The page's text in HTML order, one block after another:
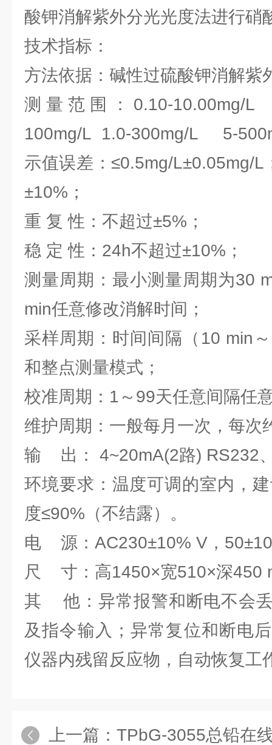
酸钾消解紫外分光光度法进行硝
技术指标：
方法依据：碱性过硫酸钾消解紫
测量范围：0.10-
100mg/L 1.0-300mg/L 5-
示值误差：≤0.5mg/L±0.05mg/
±10%；
重 复 性：不超过±5%；
稳 定 性：24h不超过±10%；
测量周期：最小测量周期为30
min任意修改消解时间；
采样周期：时间间隔（10 min
和整点测量模式；
校准周期：1～99天任意间隔任
维护周期：一般每月一次，每次
输 出： 4~20mA(2路) RS232
环境要求：温度可调的室内，
度≤90%（不结露）。
电 源：AC230±10% V，
尺 寸：高1450×宽510×深
其 他：异常报警和断电不会
及指令输入；异常复位和断电
仪器内残留反应物，自动恢复工
上一篇： TPbG-3055总铅在